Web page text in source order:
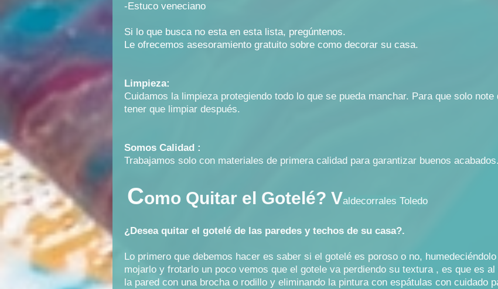
-Estuco veneciano
Si lo que busca no esta en esta lista, pregúntenos.
Le ofrecemos asesoramiento gratuito sobre como decorar su casa.
Limpieza:
Cuidamos la limpieza protegiendo todo lo que se pueda manchar. Para que solo
tener que limpiar después.
Somos Calidad :
Trabajamos solo con materiales de primera calidad para garantizar buenos
Como Quitar el Gotelé? Valdecorrales Toledo
¿Desea quitar el gotelé de las paredes y techos de su casa?.
Lo primero que debemos hacer es saber si el gotelé es poroso o no,
mojarlo y frotarlo un poco vemos que el gotele va perdiendo su textura , es que es
la pared con una brocha o rodillo y eliminando la pintura con espátulas con cuidado